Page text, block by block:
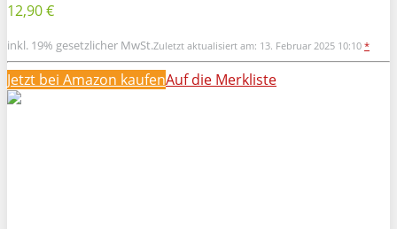
12,90 €
inkl. 19% gesetzlicher MwSt.Zuletzt aktualisiert am: 13. Februar 2025 10:10 *
Jetzt bei Amazon kaufenAuf die Merkliste